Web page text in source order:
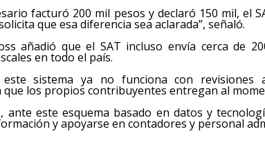
facturó 200 mil pesos y declaró 150 mil, el
que esa diferencia sea aclarada”, señaló.
añadió que el SAT incluso envía cerca de
en todo el país.
este sistema ya no funciona con revisiones
los propios contribuyentes entregan al
ante este esquema basado en datos y
y apoyarse en contadores y personal